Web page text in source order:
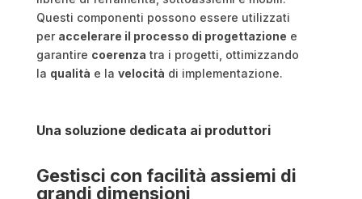
Questi componenti possono essere utilizzati
per accelerare il processo di progettazione e
garantire coerenza tra i progetti, ottimizzando
la qualità e la velocità di implementazione​​.
Una soluzione dedicata ai produttori
Gestisci con facilità assiemi di
grandi dimensioni